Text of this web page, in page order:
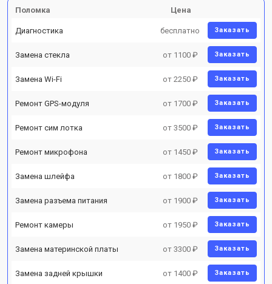
Поломка Цена
Диагностика бесплатно Заказать
Замена стекла от 1100 ₽ Заказать
Замена Wi-Fi от 2250 ₽ Заказать
Ремонт GPS-модуля от 1700 ₽ Заказать
Ремонт сим лотка от 3500 ₽ Заказать
Ремонт микрофона от 1450 ₽ Заказать
Замена шлейфа от 1800 ₽ Заказать
Замена разъема питания от 1900 ₽ Заказать
Ремонт камеры от 1950 ₽ Заказать
Замена материнской платы от 3300 ₽ Заказать
Замена задней крышки от 1400 ₽ Заказать